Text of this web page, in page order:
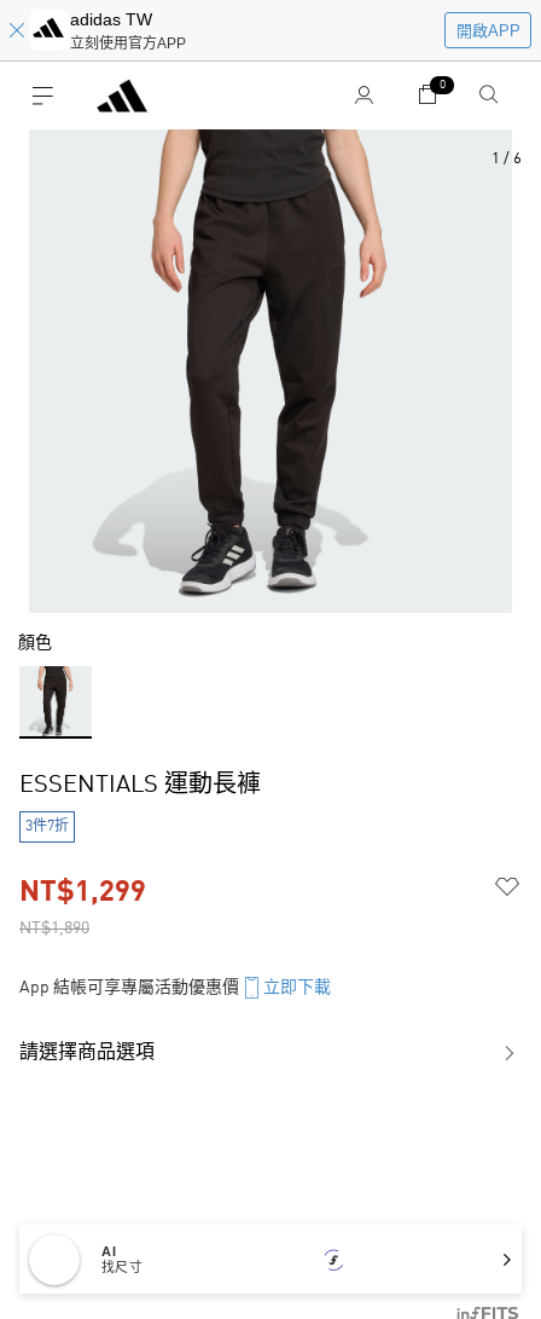
adidas TW
立刻使用官方APP
開啟APP
0
1 / 6
顏色
ESSENTIALS 運動長褲
3件7折
NT$1,890
NT$1,299
App 結帳可享專屬活動優惠價 立即下載
請選擇商品選項
AI
找尺寸